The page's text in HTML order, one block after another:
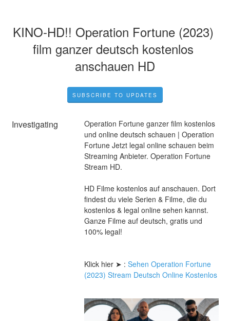
KINO-HD!! Operation Fortune (2023)
film ganzer deutsch kostenlos
anschauen HD
SUBSCRIBE TO UPDATES
Investigating
Operation Fortune ganzer film kostenlos
und online deutsch schauen | Operation
Fortune Jetzt legal online schauen beim
Streaming Anbieter. Operation Fortune
Stream HD.
HD Filme kostenlos auf anschauen. Dort
findest du viele Serien & Filme, die du
kostenlos & legal online sehen kannst.
Ganze Filme auf deutsch, gratis und
100% legal!
Klick hier ➤ : Sehen Operation Fortune
(2023) Stream Deutsch Online Kostenlos